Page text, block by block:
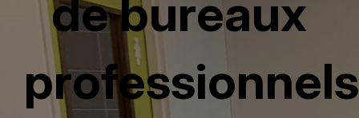
de bureaux
professionnels